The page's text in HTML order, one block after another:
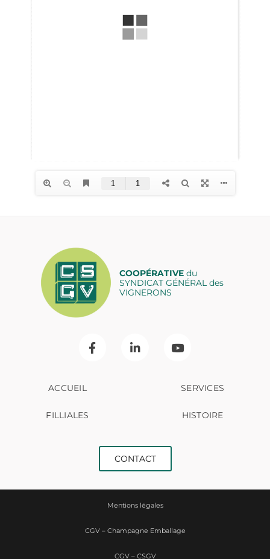
COOPÉRATIVEdu
SYNDICAT GÉNÉRAL des
VIGNERONS
ACCUEIL SERVICES
FILLIALES HISTOIRE
CONTACT
Mentions légales
CGV – Champagne Emballage
CGV – CSGV